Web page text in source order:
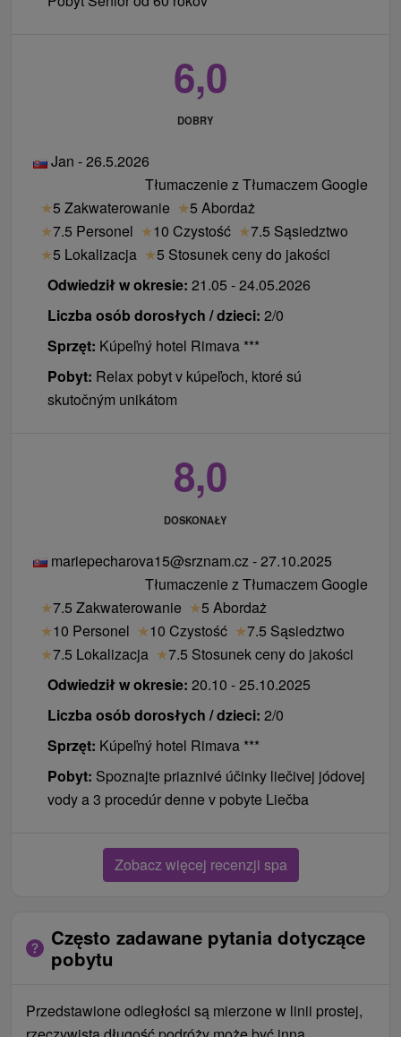
6,0
DOBRY
Jan - 26.5.2026
Tłumaczenie z Tłumaczem Google
★5 Zakwaterowanie ★5 Abordaż
★7.5 Personel ★10 Czystość ★7.5 Sąsiedztwo
★5 Lokalizacja ★5 Stosunek ceny do jakości
Odwiedził w okresie: 21.05 - 24.05.2026
Liczba osób dorosłych / dzieci: 2/0
Sprzęt: Kúpeľný hotel Rimava ***
Pobyt: Relax pobyt v kúpeľoch, ktoré sú
skutočným unikátom
8,0
DOSKONAŁY
mariepecharova15@srznam.cz - 27.10.2025
Tłumaczenie z Tłumaczem Google
★7.5 Zakwaterowanie ★5 Abordaż
★10 Personel ★10 Czystość ★7.5 Sąsiedztwo
★7.5 Lokalizacja ★7.5 Stosunek ceny do jakości
Odwiedził w okresie: 20.10 - 25.10.2025
Liczba osób dorosłych / dzieci: 2/0
Sprzęt: Kúpeľný hotel Rimava ***
Pobyt: Spoznajte priaznivé účinky liečivej jódovej
vody a 3 procedúr denne v pobyte Liečba
Zobacz więcej recenzji spa
Często zadawane pytania dotyczące
pobytu
Przedstawione odległości są mierzone w linii prostej,